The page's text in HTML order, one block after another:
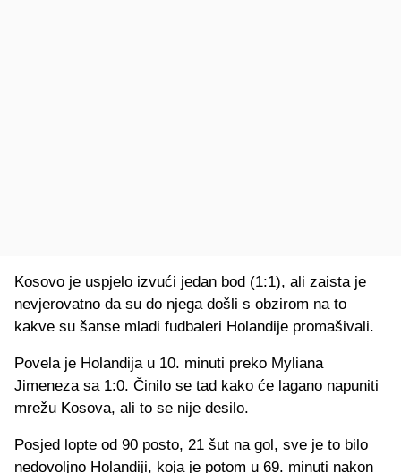
Kosovo je uspjelo izvući jedan bod (1:1), ali zaista je
nevjerovatno da su do njega došli s obzirom na to
kakve su šanse mladi fudbaleri Holandije promašivali.
Povela je Holandija u 10. minuti preko Myliana
Jimeneza sa 1:0. Činilo se tad kako će lagano napuniti
mrežu Kosova, ali to se nije desilo.
Posjed lopte od 90 posto, 21 šut na gol, sve je to bilo
nedovoljno Holandiji, koja je potom u 69. minuti nakon